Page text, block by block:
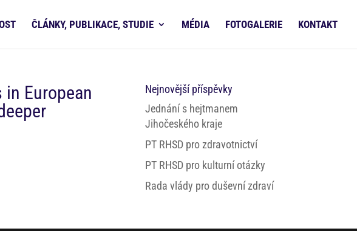
ČLÁNKY, PUBLIKACE, STUDIE MÉDIA FOTOGALERIE KONTAKT
European
Nejnovější příspěvky
Jednání s hejtmanem
Jihočeského kraje
PT RHSD pro zdravotnictví
PT RHSD pro kulturní otázky
Rada vlády pro duševní zdraví